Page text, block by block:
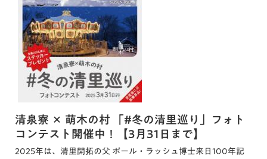
清泉寮 × 萌木の村 「#冬の清里巡り」フォト
コンテスト開催中！【3月31日まで】
2025年は、清里開拓の父 ポール・ラッシュ博士来日100年記